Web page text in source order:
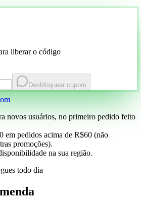
liberar o código
Desbloquear cupom
novos usuários, no primeiro pedido feito
em pedidos acima de R$60 (não
promoções).
na sua região.
todo dia